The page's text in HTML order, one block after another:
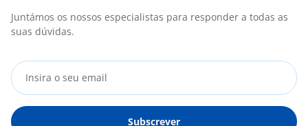
Juntámos os nossos especialistas para responder a todas as
suas dúvidas.